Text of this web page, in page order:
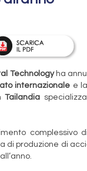
Technologyha
internazionale e
Tailandia
complessivo
di produzione di